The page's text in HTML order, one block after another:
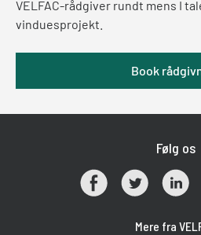
VELFAC-rådgiver rundt mens I
vinduesprojekt.
Book
Følg os
Mere fra